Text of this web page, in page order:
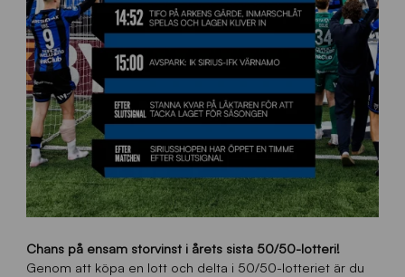
Chans på ensam storvinst i årets sista 50/50-lotteri!
Genom att köpa en lott och delta i 50/50-lotteriet är du